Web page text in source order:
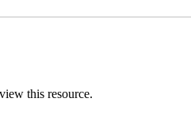
this resource.